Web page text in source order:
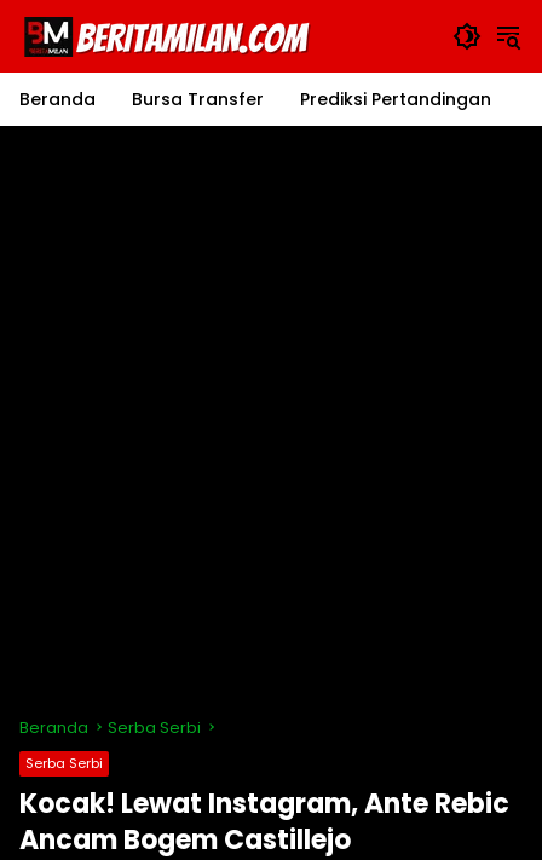
Langsung
konten
Beranda
Bursa Transfer Prediksi Pertandingan
Beranda Serba Serbi
Serba Serbi
Kocak! Lewat Instagram, Ante Rebic
Ancam Bogem Castillejo